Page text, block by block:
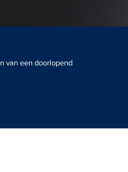
van een doorlopend